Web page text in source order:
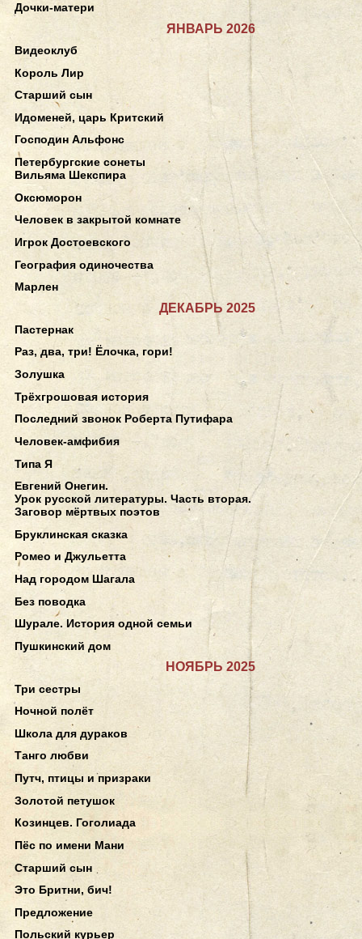
Дочки-матери
ЯНВАРЬ 2026
Видеоклуб
Король Лир
Старший сын
Идоменей, царь Критский
Господин Альфонс
Петербургские сонеты
Вильяма Шекспира
Оксюморон
Человек в закрытой комнате
Игрок Достоевского
География одиночества
Марлен
ДЕКАБРЬ 2025
Пастернак
Раз, два, три! Ёлочка, гори!
Золушка
Трёхгрошовая история
Последний звонок Роберта Путифара
Человек-амфибия
Типа Я
Евгений Онегин.
Урок русской литературы. Часть вторая.
Заговор мёртвых поэтов
Бруклинская сказка
Ромео и Джульетта
Над городом Шагала
Без поводка
Шурале. История одной семьи
Пушкинский дом
НОЯБРЬ 2025
Три сестры
Ночной полёт
Школа для дураков
Танго любви
Путч, птицы и призраки
Золотой петушок
Козинцев. Гоголиада
Пёс по имени Мани
Старший сын
Это Бритни, бич!
Предложение
Польский курьер